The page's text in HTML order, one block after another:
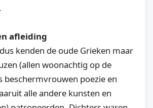
afleiding
kenden de oude Grieken maar
(allen woonachtig op de
beschermvrouwen poezie en
alle andere kunsten en